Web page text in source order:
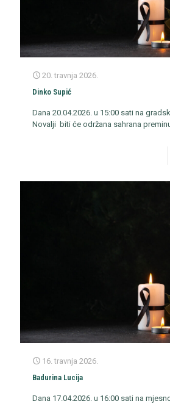
20. travnja 2026.
Dinko Supić
Dana 20.04.2026. u 15:00 sati na
Novalji biti će održana sahrana
16. travnja 2026.
Badurina Lucija
Dana 17.04.2026. u 16:00 sati na